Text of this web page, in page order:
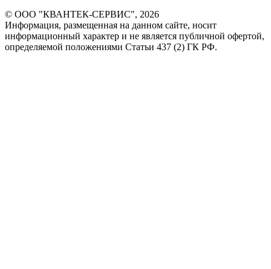
© ООО "КВАНТЕК-СЕРВИС", 2026
Информация, размещенная на данном сайте, носит
информационный характер и не является публичной офертой,
определяемой положениями Статьи 437 (2) ГК РФ.